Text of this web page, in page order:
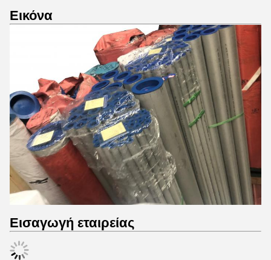
Εικόνα
Εισαγωγή εταιρείας